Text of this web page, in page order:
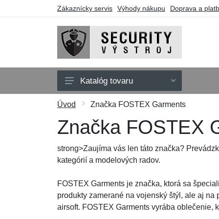
Zákaznícky servis Výhody nákupu Doprava a
Oblečenie
Doplnky
Púzdra a tašky
Darčekové poukazy
Výpredaj
Katalóg tovaru
Úvod Značka FOSTEX Garments
Značka FOSTEX
strong>Zaujíma vás len táto značka?
kategórií a modelových radov.
FOSTEX Garments je značka, ktorá sa
produkty zamerané na vojenský štýl, ale aj
airsoft. FOSTEX Garments vyrába oblečenie,